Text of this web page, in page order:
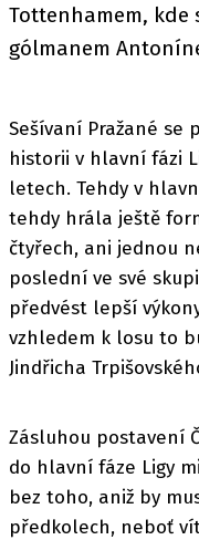
Tottenhamem, kde
gólmanem
Sešívaní Pražané
historii v hlavní fázi
letech. Tehdy v
tehdy hrála ještě
čtyřech, ani jednou
poslední ve své
předvést lepší
vzhledem k losu to
Jindřicha
Zásluhou postavení
do hlavní fáze Ligy
bez toho, aniž by
předkolech, neboť